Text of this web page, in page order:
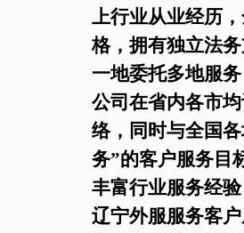
上行业从业经历
格，拥有独立法
一地委托多地服务
公司在省内各市
络，同时与全国
务”的客户服务目
丰富行业服务经验
辽宁外服服务客